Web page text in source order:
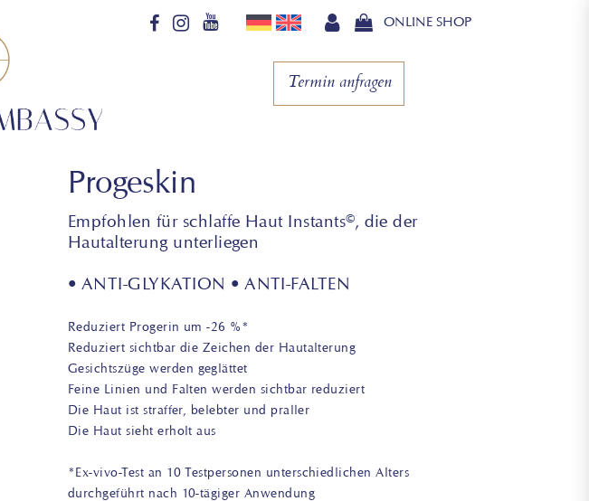
ONLINE SHOP
Termin anfragen
Progeskin
Empfohlen für schlaffe Haut Instants©, die der
Hautalterung unterliegen
• ANTI-GLYKATION • ANTI-FALTEN
Reduziert Progerin um -26 %*
Reduziert sichtbar die Zeichen der Hautalterung
Gesichtszüge werden geglättet
Feine Linien und Falten werden sichtbar reduziert
Die Haut ist straffer, belebter und praller
Die Haut sieht erholt aus
*Ex-vivo-Test an 10 Testpersonen unterschiedlichen Alters
durchgeführt nach 10-tägiger Anwendung